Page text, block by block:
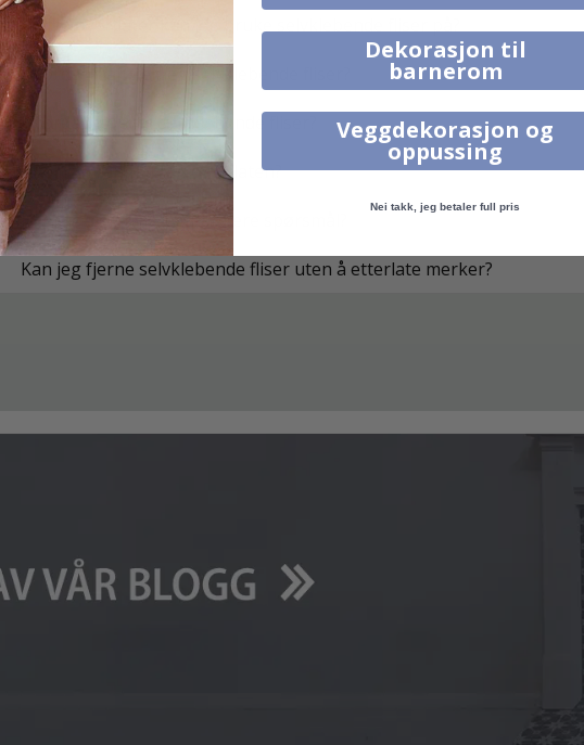
Hvilke overflater kan jeg bruke selvklebende fliser på?
Hvordan påfører jeg selvklebende fliser?
Hvordan leveres selvklebende fliser?
Hvordan rengjør jeg overflaten?
Hva gjør jeg hvis jeg har flere spørsmål?
Kan jeg fjerne selvklebende fliser uten å etterlate merker?
Dekorasjon til
barnerom
Veggdekorasjon og
oppussing
Nei takk, jeg betaler full pris